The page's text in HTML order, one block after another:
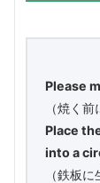
Please
（焼く
Place
into a
（鉄板